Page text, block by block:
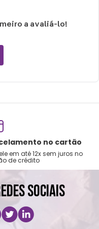
Francês,
Bulldog
e tamanhos
raça definida)
que escolha de
o porte mais
de uso:
acessório.
do seu pet
a avaliá-lo!
no cartão
em até 12x sem juros no
de crédito
SOCIAIS